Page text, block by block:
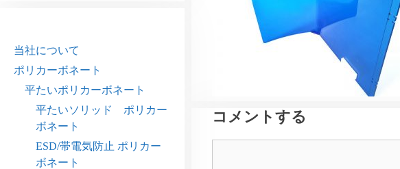
コメントする
当社について
ポリカーボネート
平たいポリカーボネート
平たいソリッド ポリカー
ボネート
ESD/帯電気防止 ポリカー
ボネート